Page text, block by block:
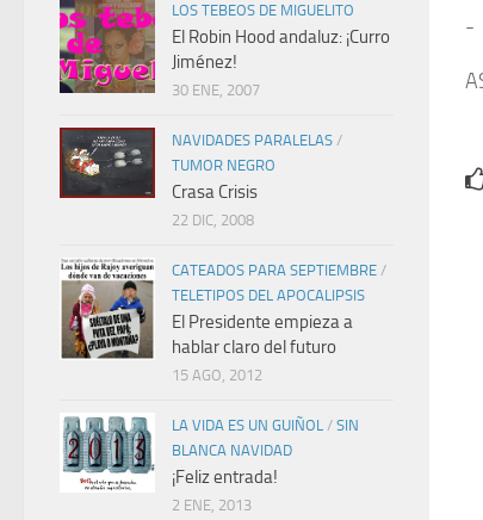
-
LOS TEBEOS DE MIGUELITO
El Robin Hood andaluz: ¡Curro
Jiménez!
30 ENE, 2007
NAVIDADES PARALELAS /
TUMOR NEGRO
Crasa Crisis
22 DIC, 2008
CATEADOS PARA SEPTIEMBRE /
TELETIPOS DEL APOCALIPSIS
El Presidente empieza a
hablar claro del futuro
15 AGO, 2012
LA VIDA ES UN GUIÑOL / SIN
BLANCA NAVIDAD
¡Feliz entrada!
2 ENE, 2013